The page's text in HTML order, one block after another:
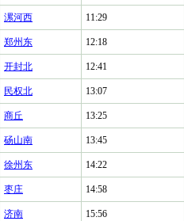
漯河西 11:29
郑州东 12:18
开封北 12:41
民权北 13:07
商丘 13:25
砀山南 13:45
徐州东 14:22
枣庄 14:58
济南 15:56